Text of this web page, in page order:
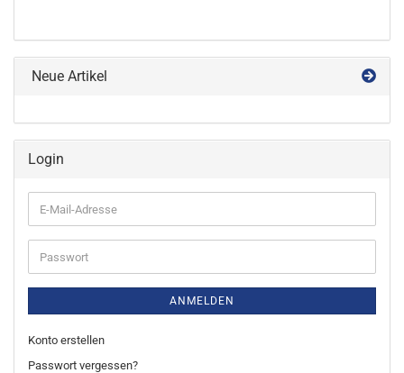
Neue Artikel
Login
E-
Mail-
Adresse
Passwort
ANMELDEN
Konto erstellen
Passwort vergessen?